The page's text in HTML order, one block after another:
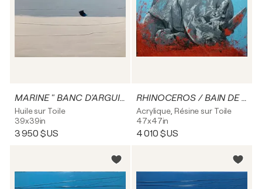
MARINE " BANC D'ARGUIN"
Huile sur Toile
39x39in
3 950 $US
RHINOCEROS / BAIN DE BOUE
Acrylique, Résine sur Toile
47x47in
4 010 $US